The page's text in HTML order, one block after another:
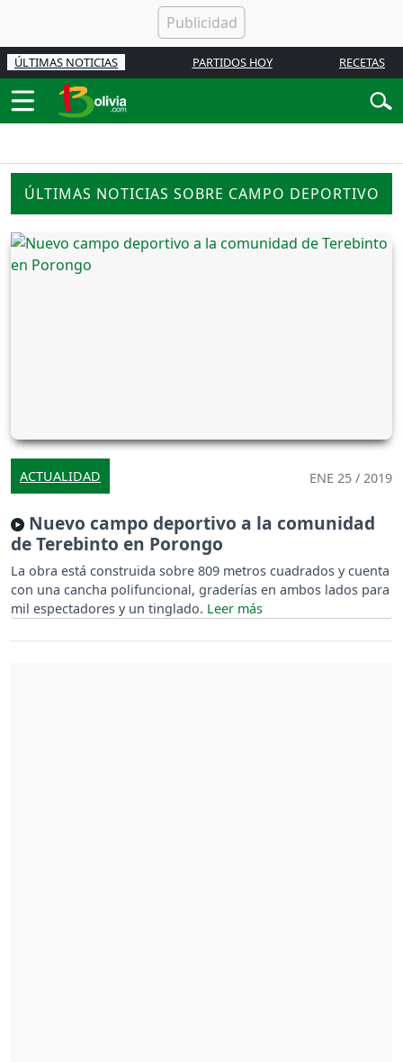
ÚLTIMAS NOTICIAS PARTIDOS HOY RECETAS
ÚLTIMAS NOTICIAS SOBRE CAMPO DEPORTIVO
ACTUALIDAD ENE 25 / 2019
Nuevo campo deportivo a la comunidad
de Terebinto en Porongo
La obra está construida sobre 809 metros cuadrados y cuenta
con una cancha polifuncional, graderías en ambos lados para
mil espectadores y un tinglado.